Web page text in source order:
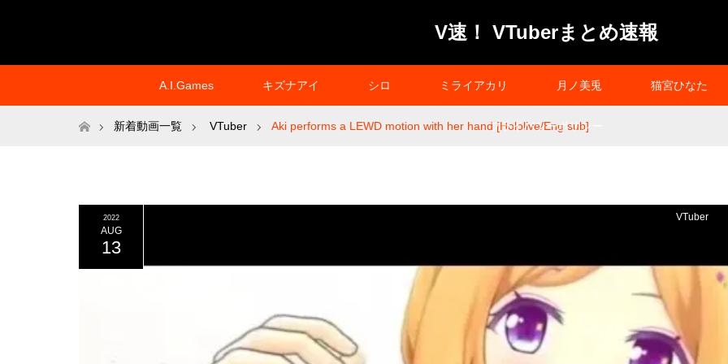
V速！ VTuberまとめ速報
A.I.Games キズナアイ シロ ミライアカリ 月ノ美兎 猫宮ひなた
プライバシーポリシー
ホーム新着動画一覧 VTuber Aki performs a LEWD motion with her hand [Hololive/Eng sub]
2022
AUG
13
VTuber